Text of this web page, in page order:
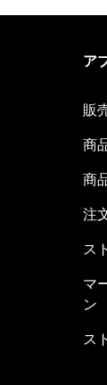
ア
販
商
商
注
ス
マ
ン
ス